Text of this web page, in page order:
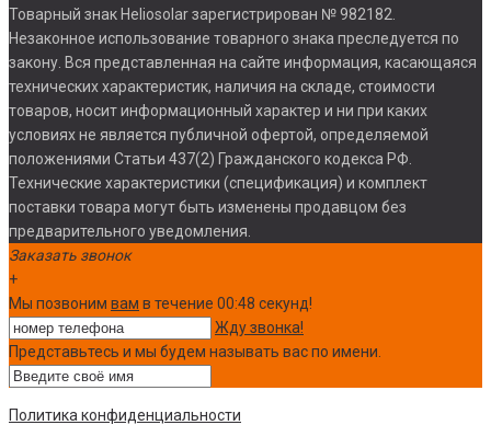
Товарный знак Heliosolar зарегистрирован № 982182.
Незаконное использование товарного знака преследуется по
закону. Вся представленная на сайте информация, касающаяся
технических характеристик, наличия на складе, стоимости
товаров, носит информационный характер и ни при каких
условиях не является публичной офертой, определяемой
положениями Статьи 437(2) Гражданского кодекса РФ.
Технические характеристики (спецификация) и комплект
поставки товара могут быть изменены продавцом без
предварительного уведомления.
Заказать звонок
+
Мы позвоним вам в течение 00:48 секунд!
Жду звонка!
Представьтесь и мы будем называть вас по имени.
Политика конфиденциальности